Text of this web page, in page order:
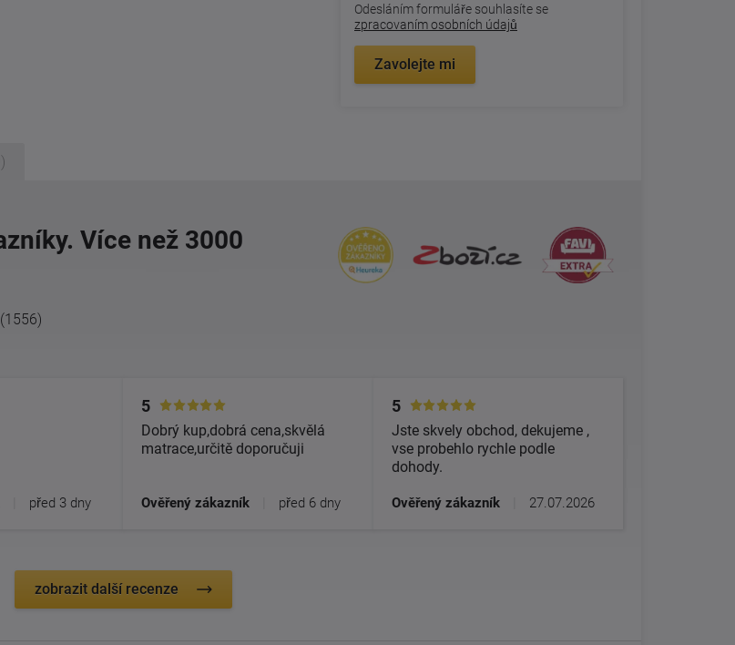
Odesláním formuláře souhlasíte se
zpracovaním osobních údajů
Zavolejte mi
Více než 3000
(1556)
před 3 dny
5
Dobrý kup,dobrá cena,skvělá
matrace,určitě doporučuji
Ověřený zákazník před 6 dny
5
Jste skvely obchod, dekujeme ,
vse probehlo rychle podle
dohody.
Ověřený zákazník 27.07.2026
zobrazit další recenze